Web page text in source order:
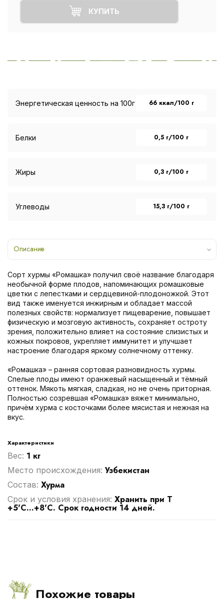
КУПИТЬ
Энергетическая ценность на 100г 66 ккал/100 г
Белки 0,5 г/100 г
Жиры 0,3 г/100 г
Углеводы 15,3 г/100 г
Описание
Сорт хурмы «Ромашка» получил своё название благодаря
необычной форме плодов, напоминающих ромашковые
цветки с лепестками и сердцевиной-плодоножкой. Этот
вид также именуется инжирным и обладает массой
полезных свойств: нормализует пищеварение, повышает
физическую и мозговую активность, сохраняет остроту
зрения, положительно влияет на состояние слизистых и
кожных покровов, укрепляет иммунитет и улучшает
настроение благодаря яркому солнечному оттенку.
«Ромашка» – ранняя сортовая разновидность хурмы.
Спелые плоды имеют оранжевый насыщенный и тёмный
оттенок. Мякоть мягкая, сладкая, но не очень приторная.
Полностью созревшая «Ромашка» вяжет минимально,
причём хурма с косточками более мясистая и нежная на
вкус.
Характеристики
Вес: 1 кг
Место происхождения: Узбекистан
Cостав: Хурма
Срок и условия хранения: Хранить при Т
+5'C...+8'C. Срок годности 14 дней.
Похожие товары